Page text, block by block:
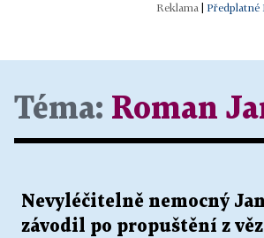
Předplatné
Téma: Roman
Nevyléčitelně nemocný
závodil po propuštění z